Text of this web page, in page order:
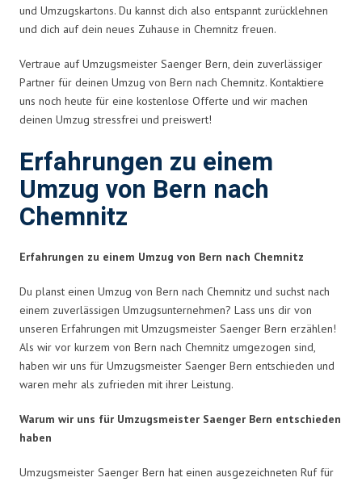
und Umzugskartons. Du kannst dich also entspannt zurücklehnen
und dich auf dein neues Zuhause in Chemnitz freuen.
Vertraue auf Umzugsmeister Saenger Bern, dein zuverlässiger
Partner für deinen Umzug von Bern nach Chemnitz. Kontaktiere
uns noch heute für eine kostenlose Offerte und wir machen
deinen Umzug stressfrei und preiswert!
Erfahrungen zu einem
Umzug von Bern nach
Chemnitz
Erfahrungen zu einem Umzug von Bern nach Chemnitz
Du planst einen Umzug von Bern nach Chemnitz und suchst nach
einem zuverlässigen Umzugsunternehmen? Lass uns dir von
unseren Erfahrungen mit Umzugsmeister Saenger Bern erzählen!
Als wir vor kurzem von Bern nach Chemnitz umgezogen sind,
haben wir uns für Umzugsmeister Saenger Bern entschieden und
waren mehr als zufrieden mit ihrer Leistung.
Warum wir uns für Umzugsmeister Saenger Bern entschieden
haben
Umzugsmeister Saenger Bern hat einen ausgezeichneten Ruf für